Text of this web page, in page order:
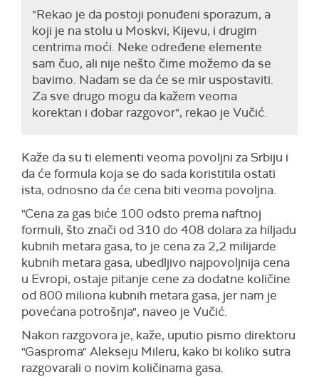
"Rekao je da postoji ponuđeni sporazum, a
koji je na stolu u Moskvi, Kijevu, i drugim
centrima moći. Neke određene elemente
sam čuo, ali nije nešto čime možemo da se
bavimo. Nadam se da će se mir uspostaviti.
Za sve drugo mogu da kažem veoma
korektan i dobar razgovor", rekao je Vučić.
Kaže da su ti elementi veoma povoljni za Srbiju i
da će formula koja se do sada koristitila ostati
ista, odnosno da će cena biti veoma povoljna.
"Cena za gas biće 100 odsto prema naftnoj
formuli, što znači od 310 do 408 dolara za hiljadu
kubnih metara gasa, to je cena za 2,2 milijarde
kubnih metara gasa, ubedljivo najpovoljnija cena
u Evropi, ostaje pitanje cene za dodatne količine
od 800 miliona kubnih metara gasa, jer nam je
povećana potrošnja", naveo je Vučić.
Nakon razgovora je, kaže, uputio pismo direktoru
"Gasproma" Alekseju Mileru, kako bi koliko sutra
razgovarali o novim količinama gasa.